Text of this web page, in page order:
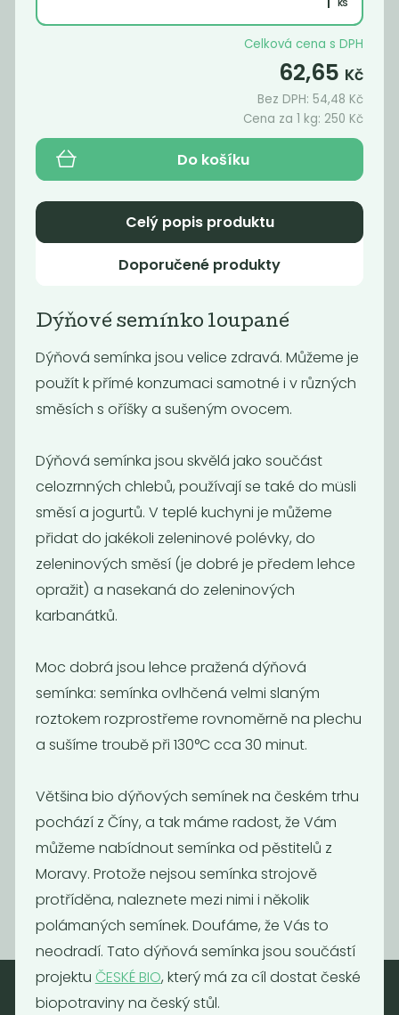
199Kč/ Kg 219Kč/ Kg
Sezam černý
neloupaný BIO
219Kč/ Kg
Chia semínka
BIO
240Kč/ Kg
semínko
loupané
250Kč / Kg
semínko
loupané
380Kč/ Kg
Celková cena s DPH
62,65 Kč
Bez DPH: 54,48 Kč
Cena za 1 kg: 250 Kč
Do košíku
Celý popis produktu
Doporučené produkty
Dýňové semínko loupané
Dýňová semínka jsou velice zdravá. Můžeme je
použít k přímé konzumaci samotné i v různých
směsích s oříšky a sušeným ovocem.
Dýňová semínka jsou skvělá jako součást
celozrnných chlebů, používají se také do müsli
směsí a jogurtů. V teplé kuchyni je můžeme
přidat do jakékoli zeleninové polévky, do
zeleninových směsí (je dobré je předem lehce
opražit) a nasekaná do zeleninových
karbanátků.
Moc dobrá jsou lehce pražená dýňová
semínka: semínka ovlhčená velmi slaným
roztokem rozprostřeme rovnoměrně na plechu
a sušíme troubě při 130°C cca 30 minut.
Většina bio dýňových semínek na českém trhu
pochází z Číny, a tak máme radost, že Vám
můžeme nabídnout semínka od pěstitelů z
Moravy. Protože nejsou semínka strojově
protříděna, naleznete mezi nimi i několik
polámaných semínek. Doufáme, že Vás to
neodradí. Tato dýňová semínka jsou součástí
projektu ČESKÉ BIO, který má za cíl dostat české
biopotraviny na český stůl.